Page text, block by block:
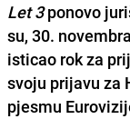
Let 3ponovo
su, 30.
isticao rok za
svoju prijavu za
pjesmu